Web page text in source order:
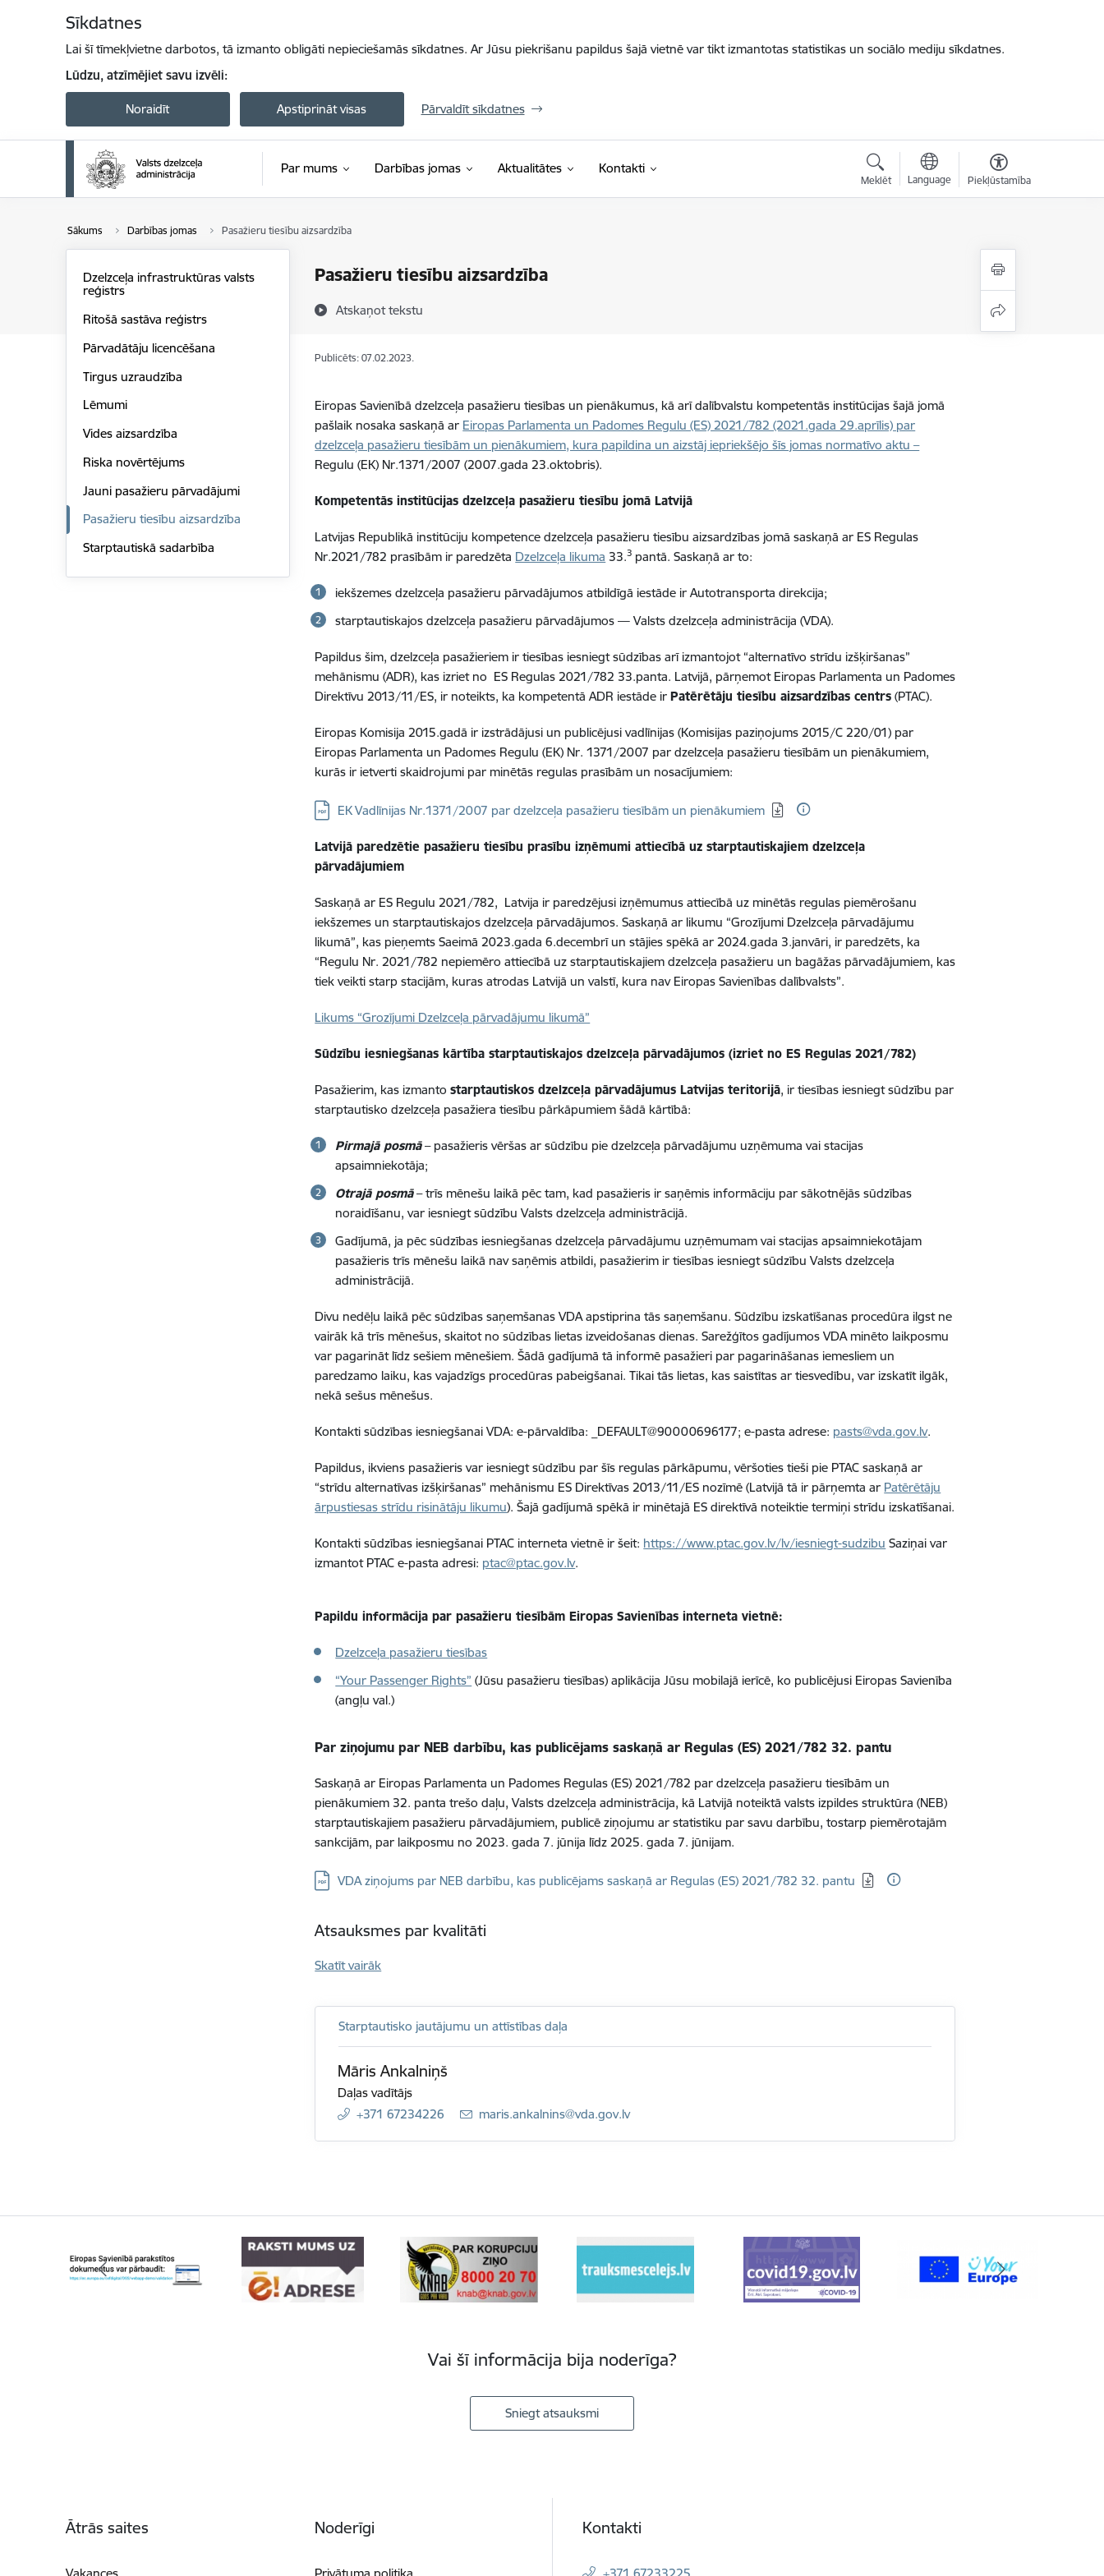
Sīkdatnes
Lai šī tīmekļvietne darbotos, tā izmanto obligāti nepieciešamās sīkdatnes. Ar Jūsu piekrišanu papildus šajā vietnē var tikt izmantotas statistikas un sociālo mediju sīkdatnes.
Lūdzu, atzīmējiet savu izvēli:
Noraidīt Apstiprināt visas Pārvaldīt sīkdatnes
Par mums Darbības jomas Aktualitātes Kontakti
Meklēt Language Piekļūstamība
Sākums Darbības jomas Pasažieru tiesību aizsardzība
Pasažieru tiesību aizsardzība
Atskaņot tekstu
Dzelzceļa infrastruktūras valsts
reģistrs
Ritošā sastāva reģistrs
Pārvadātāju licencēšana
Tirgus uzraudzība
Lēmumi
Vides aizsardzība
Riska novērtējums
Jauni pasažieru pārvadājumi
Pasažieru tiesību aizsardzība
Starptautiskā sadarbība
Publicēts: 07.02.2023.
Eiropas Savienībā dzelzceļa pasažieru tiesības un pienākumus, kā arī dalībvalstu kompetentās institūcijas šajā jomā
pašlaik nosaka saskaņā ar Eiropas Parlamenta un Padomes Regulu (ES) 2021/782 (2021.gada 29.aprīlis) par
dzelzceļa pasažieru tiesībām un pienākumiem, kura papildina un aizstāj iepriekšējo šīs jomas normatīvo aktu –
Regulu (EK) Nr.1371/2007 (2007.gada 23.oktobris).
Kompetentās institūcijas dzelzceļa pasažieru tiesību jomā Latvijā
Latvijas Republikā institūciju kompetence dzelzceļa pasažieru tiesību aizsardzības jomā saskaņā ar ES Regulas
Nr.2021/782 prasībām ir paredzēta Dzelzceļa likuma 33.3 pantā. Saskaņā ar to:
iekšzemes dzelzceļa pasažieru pārvadājumos atbildīgā iestāde ir Autotransporta direkcija;
starptautiskajos dzelzceļa pasažieru pārvadājumos — Valsts dzelzceļa administrācija (VDA).
Papildus šim, dzelzceļa pasažieriem ir tiesības iesniegt sūdzības arī izmantojot “alternatīvo strīdu izšķiršanas”
mehānismu (ADR), kas izriet no ES Regulas 2021/782 33.panta. Latvijā, pārņemot Eiropas Parlamenta un Padomes
Direktīvu 2013/11/ES, ir noteikts, ka kompetentā ADR iestāde irPatērētāju tiesību aizsardzības centrs (PTAC).
Eiropas Komisija 2015.gadā ir izstrādājusi un publicējusi vadlīnijas (Komisijas paziņojums 2015/C 220/01) par
Eiropas Parlamenta un Padomes Regulu (EK) Nr. 1371/2007 par dzelzceļa pasažieru tiesībām un pienākumiem,
kurās ir ietverti skaidrojumi par minētās regulas prasībām un nosacījumiem:
Lejupielādēt:
EK Vadlīnijas Nr.1371/2007 par dzelzceļa pasažieru tiesībām un pienākumiem
Latvijā paredzētie pasažieru tiesību prasību izņēmumi attiecībā uz starptautiskajiem dzelzceļa
pārvadājumiem
Saskaņā ar ES Regulu 2021/782, Latvija ir paredzējusi izņēmumus attiecībā uz minētās regulas piemērošanu
iekšzemes un starptautiskajos dzelzceļa pārvadājumos. Saskaņā ar likumu “Grozījumi Dzelzceļa pārvadājumu
likumā”, kas pieņemts Saeimā 2023.gada 6.decembrī un stājies spēkā ar 2024.gada 3.janvāri, ir paredzēts, ka
“Regulu Nr. 2021/782 nepiemēro attiecībā uz starptautiskajiem dzelzceļa pasažieru un bagāžas pārvadājumiem, kas
tiek veikti starp stacijām, kuras atrodas Latvijā un valstī, kura nav Eiropas Savienības dalībvalsts”.
Likums “Grozījumi Dzelzceļa pārvadājumu likumā”
Sūdzību iesniegšanas kārtība starptautiskajos dzelzceļa pārvadājumos (izriet no ES Regulas 2021/782)
Pasažierim, kas izmantostarptautiskos dzelzceļa pārvadājumus Latvijas teritorijā, ir tiesības iesniegt sūdzību par
starptautisko dzelzceļa pasažiera tiesību pārkāpumiem šādā kārtībā:
Pirmajā posmā – pasažieris vēršas ar sūdzību pie dzelzceļa pārvadājumu uzņēmuma vai stacijas
apsaimniekotāja;
Otrajā posmā – trīs mēnešu laikā pēc tam, kad pasažieris ir saņēmis informāciju par sākotnējās sūdzības
noraidīšanu, var iesniegt sūdzību Valsts dzelzceļa administrācijā.
Gadījumā, ja pēc sūdzības iesniegšanas dzelzceļa pārvadājumu uzņēmumam vai stacijas apsaimniekotājam
pasažieris trīs mēnešu laikā nav saņēmis atbildi, pasažierim ir tiesības iesniegt sūdzību Valsts dzelzceļa
administrācijā.
Divu nedēļu laikā pēc sūdzības saņemšanas VDA apstiprina tās saņemšanu. Sūdzību izskatīšanas procedūra ilgst ne
vairāk kā trīs mēnešus, skaitot no sūdzības lietas izveidošanas dienas. Sarežģītos gadījumos VDA minēto laikposmu
var pagarināt līdz sešiem mēnešiem. Šādā gadījumā tā informē pasažieri par pagarināšanas iemesliem un
paredzamo laiku, kas vajadzīgs procedūras pabeigšanai. Tikai tās lietas, kas saistītas ar tiesvedību, var izskatīt ilgāk,
nekā sešus mēnešus.
Kontakti sūdzības iesniegšanai VDA: e-pārvaldība: _DEFAULT@90000696177; e-pasta adrese: pasts@vda.gov.lv.
Papildus, ikviens pasažieris var iesniegt sūdzību par šīs regulas pārkāpumu, vēršoties tieši pie PTAC saskaņā ar
“strīdu alternatīvas izšķiršanas” mehānismu ES Direktīvas 2013/11/ES nozīmē (Latvijā tā ir pārņemta ar Patērētāju
ārpustiesas strīdu risinātāju likumu). Šajā gadījumā spēkā ir minētajā ES direktīvā noteiktie termiņi strīdu izskatīšanai.
Kontakti sūdzības iesniegšanai PTAC interneta vietnē ir šeit: https://www.ptac.gov.lv/lv/iesniegt-sudzibu Saziņai var
izmantot PTAC e-pasta adresi: ptac@ptac.gov.lv.
Papildu informācija par pasažieru tiesībām Eiropas Savienības interneta vietnē:
Dzelzceļa pasažieru tiesības
“Your Passenger Rights” (Jūsu pasažieru tiesības) aplikācija Jūsu mobilajā ierīcē, ko publicējusi Eiropas Savienība
(angļu val.)
Par ziņojumu par NEB darbību, kas publicējams saskaņā ar Regulas (ES) 2021/782 32. pantu
Saskaņā ar Eiropas Parlamenta un Padomes Regulas (ES) 2021/782 par dzelzceļa pasažieru tiesībām un
pienākumiem 32. panta trešo daļu, Valsts dzelzceļa administrācija, kā Latvijā noteiktā valsts izpildes struktūra (NEB)
starptautiskajiem pasažieru pārvadājumiem, publicē ziņojumu ar statistiku par savu darbību, tostarp piemērotajām
sankcijām, par laikposmu no 2023. gada 7. jūnija līdz 2025. gada 7. jūnijam.
Lejupielādēt:
VDA ziņojums par NEB darbību, kas publicējams saskaņā ar Regulas (ES) 2021/782 32. pantu
Atsauksmes par kvalitāti
Skatīt vairāk
Starptautisko jautājumu un attīstības daļa
Māris Ankalniņš
Daļas vadītājs
+371 67234226
E-pasts:
maris.ankalnins@vda.gov.lv
Vai šī informācija bija noderīga?
Sniegt atsauksmi
Ātrās saites Noderīgi Kontakti